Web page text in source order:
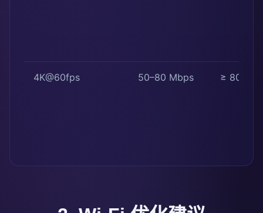
4K@60fps 50–80 Mbps ≥ 80